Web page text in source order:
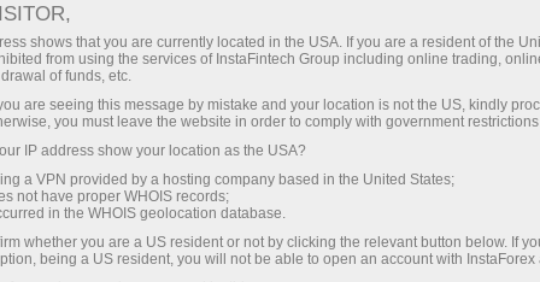
Về InstaForex
Thương hiệu InstaForex được thành lập vào
năm 2007 và hiện tại nó là lựa chọn hàng đầu
của hơn 7.000.000 nhà giao dịch.
shows that you are currently located in the USA. If you are a resident of the
from using the services of InstaFintech Group including online trading,
of funds, etc.
are seeing this message by mistake and your location is not the US, kindly
you must leave the website in order to comply with government
IP address show your location as the USA?
a VPN provided by a hosting company based in the United States;
not have proper WHOIS records;
in the WHOIS geolocation database.
whether you are a US resident or not by clicking the relevant button below. If
being a US resident, you will not be able to open an account with InstaForex